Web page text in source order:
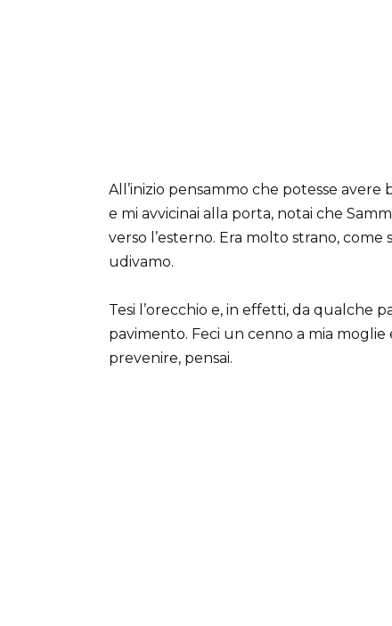
All’inizio pensammo che potesse avere
e mi avvicinai alla porta, notai che
verso l’esterno. Era molto strano,
udivamo.
Tesi l’orecchio e, in effetti, da qualche
pavimento. Feci un cenno a mia
prevenire, pensai.